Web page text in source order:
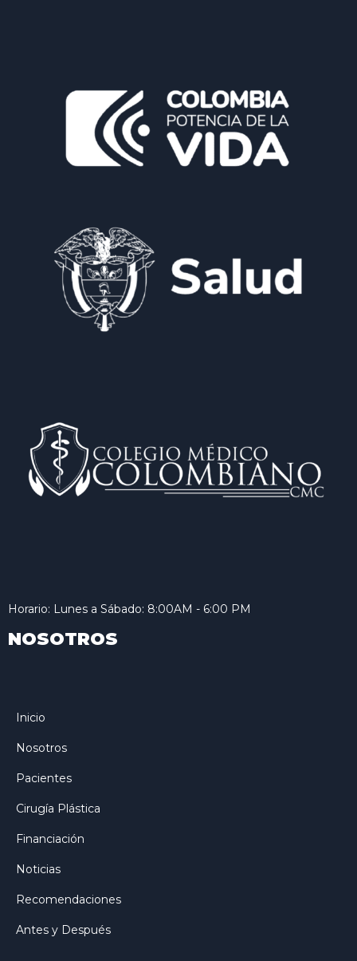
Horario: Lunes a Sábado: 8:00AM - 6:00 PM
NOSOTROS
Inicio
Nosotros
Pacientes
Cirugía Plástica
Financiación
Noticias
Recomendaciones
Antes y Después